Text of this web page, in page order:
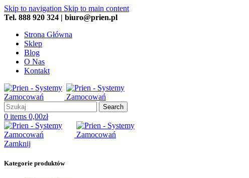
Skip to navigation Skip to main content
Tel. 888 920 324 | biuro@prien.pl
Strona Główna
Sklep
Blog
O Nas
Kontakt
Search
0 items 0,00zł
Zamknij
Kategorie produktów